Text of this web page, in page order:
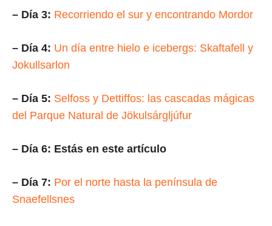
– Día 3: Recorriendo el sur y encontrando Mordor
– Día 4: Un día entre hielo e icebergs: Skaftafell y
Jokullsarlon
– Día 5: Selfoss y Dettiffos: las cascadas mágicas
del Parque Natural de Jökulsárgljúfur
– Día 6: Estás en este artículo
– Día 7: Por el norte hasta la península de
Snaefellsnes